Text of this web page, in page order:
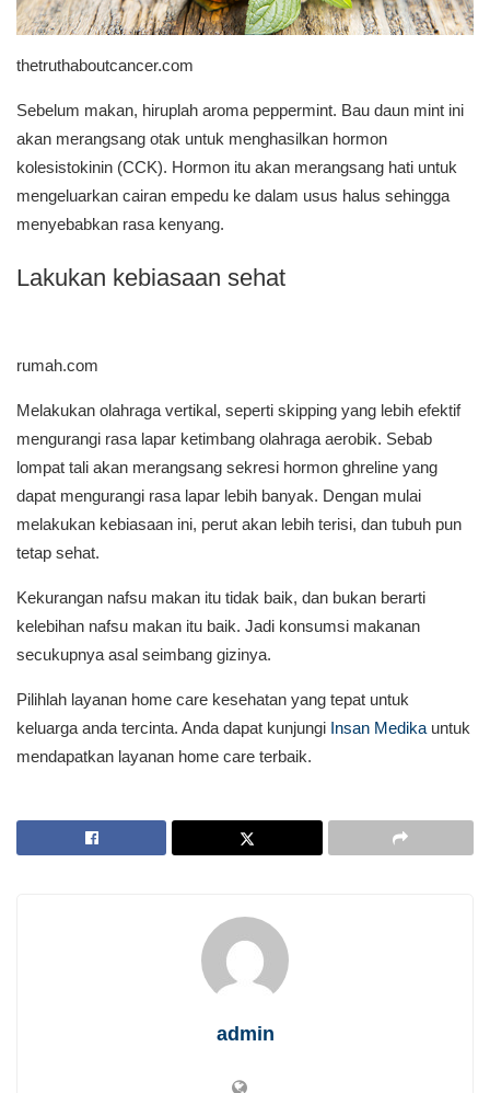
thetruthaboutcancer.com
Sebelum makan, hiruplah aroma peppermint. Bau daun mint ini
akan merangsang otak untuk menghasilkan hormon
kolesistokinin (CCK). Hormon itu akan merangsang hati untuk
mengeluarkan cairan empedu ke dalam usus halus sehingga
menyebabkan rasa kenyang.
Lakukan kebiasaan sehat
rumah.com
Melakukan olahraga vertikal, seperti skipping yang lebih efektif
mengurangi rasa lapar ketimbang olahraga aerobik. Sebab
lompat tali akan merangsang sekresi hormon ghreline yang
dapat mengurangi rasa lapar lebih banyak. Dengan mulai
melakukan kebiasaan ini, perut akan lebih terisi, dan tubuh pun
tetap sehat.
Kekurangan nafsu makan itu tidak baik, dan bukan berarti
kelebihan nafsu makan itu baik. Jadi konsumsi makanan
secukupnya asal seimbang gizinya.
Pilihlah layanan home care kesehatan yang tepat untuk
keluarga anda tercinta. Anda dapat kunjungi Insan Medika untuk
mendapatkan layanan home care terbaik.
admin